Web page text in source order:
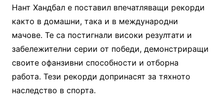
Нант Хандбал е поставил впечатляващи рекорди
както в домашни, така и в международни
мачове. Те са постигнали високи резултати и
забележителни серии от победи, демонстриращи
своите офанзивни способности и отборна
работа. Тези рекорди допринасят за тяхното
наследство в спорта.